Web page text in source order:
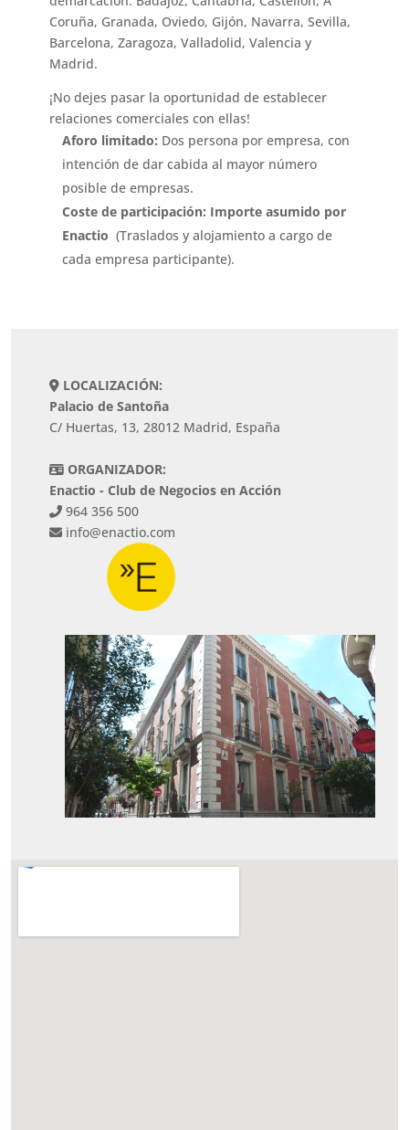
Coruña, Granada, Oviedo, Gijón, Navarra, Sevilla,
Barcelona, Zaragoza, Valladolid, Valencia y
Madrid.
¡No dejes pasar la oportunidad de establecer
relaciones comerciales con ellas!
Aforo limitado: Dos persona por empresa, con
intención de dar cabida al mayor número
posible de empresas.
Coste de participación: Importe asumido por
Enactio (Traslados y alojamiento a cargo de
cada empresa participante).
LOCALIZACIÓN:
Palacio de Santoña
C/ Huertas, 13, 28012 Madrid, España
ORGANIZADOR:
Enactio - Club de Negocios en Acción
964 356 500
info@enactio.com